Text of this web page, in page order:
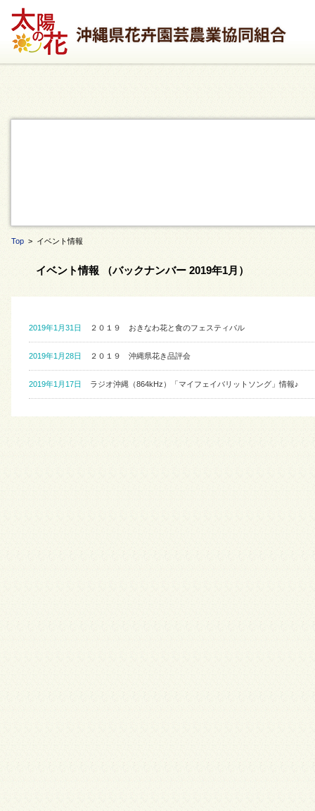
Top > イベント情報
イベント情報 （バックナンバー 2019年1月）
2019年1月31日 ２０１９ おきなわ花と食のフェスティバル
2019年1月28日 ２０１９ 沖縄県花き品評会
2019年1月17日 ラジオ沖縄（864kHz）「マイフェイバリットソング」情報♪